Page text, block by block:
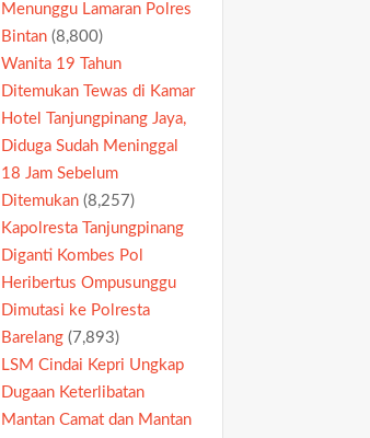
Menunggu Lamaran Polres
Bintan (8,800)
Wanita 19 Tahun
Ditemukan Tewas di Kamar
Hotel Tanjungpinang Jaya,
Diduga Sudah Meninggal
18 Jam Sebelum
Ditemukan (8,257)
Kapolresta Tanjungpinang
Diganti Kombes Pol
Heribertus Ompusunggu
Dimutasi ke Polresta
Barelang (7,893)
LSM Cindai Kepri Ungkap
Dugaan Keterlibatan
Mantan Camat dan Mantan